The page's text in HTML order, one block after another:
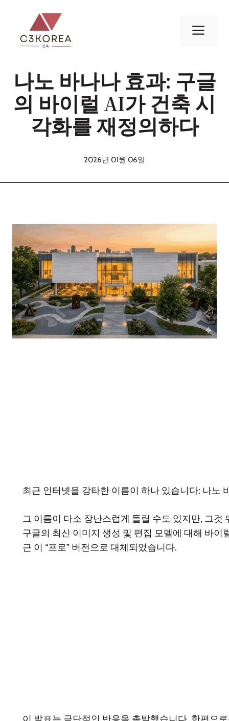
메
나노 바나나 효과: 구글
의 바이럴 AI가 건축 시
각화를 재정의하다
2026년 01월 06일
최근 인터넷을 강타한 이름이 하나 있습니다: 나노
그 이름이 다소 장난스럽게 들릴 수도 있지만, 그것
구글의 최신 이미지 생성 및 편집 모델에 대해 바이
근 이 “프로” 버전으로 대체되었습니다.